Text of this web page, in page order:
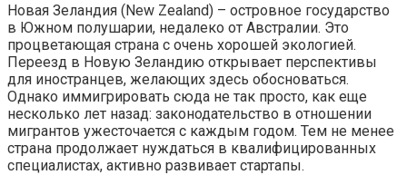
Новая Зеландия (New Zealand) – островное государство
в Южном полушарии, недалеко от Австралии. Это
процветающая страна с очень хорошей экологией.
Переезд в Новую Зеландию открывает перспективы
для иностранцев, желающих здесь обосноваться.
Однако иммигрировать сюда не так просто, как еще
несколько лет назад: законодательство в отношении
мигрантов ужесточается с каждым годом. Тем не менее
страна продолжает нуждаться в квалифицированных
специалистах, активно развивает стартапы.